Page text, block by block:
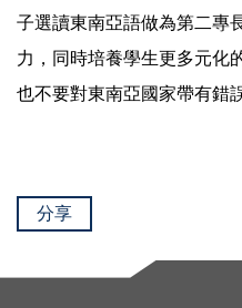
子選讀東南亞語做為第二專
力，同時培養學生更多元化
也不要對東南亞國家帶有錯
分享